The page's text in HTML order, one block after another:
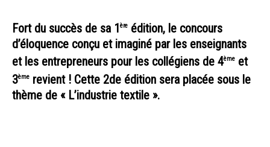
Fort du succès de sa 1ère édition, le concours
d’éloquence conçu et imaginé par les enseignants
et les entrepreneurs pour les collégiens de 4ème et
3ème revient ! Cette 2de édition sera placée sous le
thème de « L’industrie textile ».